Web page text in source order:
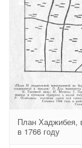
План Хаджибея,
в 1766 году